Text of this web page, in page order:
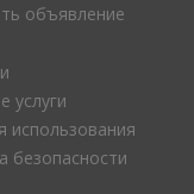
объявление
услуги
использования
безопасности